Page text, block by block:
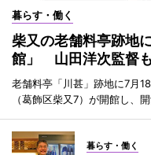
暮らす・働く
柴又の老舗料亭跡地
館」 山田洋次監督
老舗料亭「川甚」跡地に7月
（葛飾区柴又7）が開館し、
暮らす・働く